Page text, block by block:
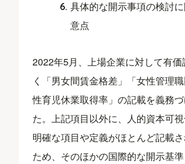
具体的な開示事項の検討
意点
2022年5月、上場企業に対して有価
く「男女間賃金格差」「女性管理
性育児休業取得率」の記載を義務
た。上記項目以外に、人的資本可
明確な項目や定義がほとんど記載
ため、そのほかの国際的な開示基